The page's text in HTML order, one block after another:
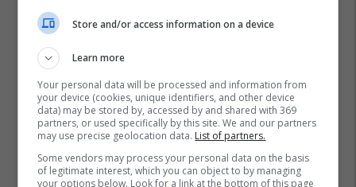
Store and/or access information on a device
Learn more
Your personal data will be processed and information from
your device (cookies, unique identifiers, and other device
data) may be stored by, accessed by and shared with 369
partners, or used specifically by this site. We and our partners
may use precise geolocation data. List of partners.
Some vendors may process your personal data on the basis
of legitimate interest, which you can object to by managing
your options below. Look for a link at the bottom of this page